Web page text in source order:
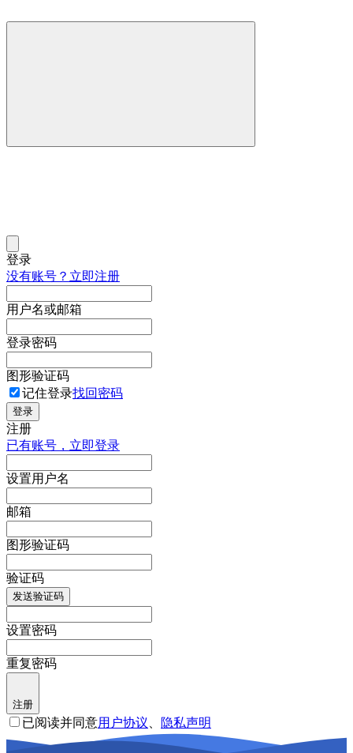
登录
没有账号？立即注册
用户名或邮箱
登录密码
图形验证码
记住登录找回密码
登录
注册
已有账号，立即登录
设置用户名
邮箱
图形验证码
验证码
发送验证码
设置密码
重复密码
注册
已阅读并同意用户协议 隐私声明